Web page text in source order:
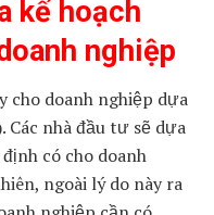
kế hoạch
nghiệp
cho doanh nghiệp dựa
Các nhà đầu tư sẽ dựa
có cho doanh
ngoài lý do này ra